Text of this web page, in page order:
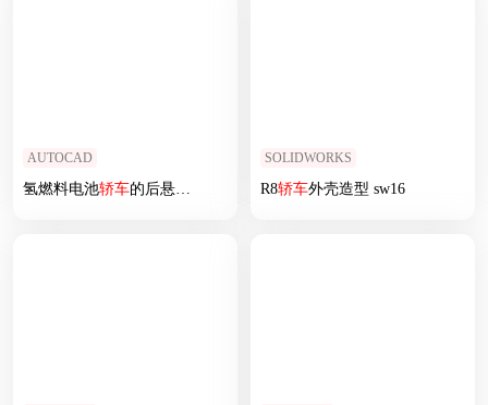
AUTOCAD
氢燃料电池轿车的后悬架设计
SOLIDWORKS
R8轿车外壳造型 sw16